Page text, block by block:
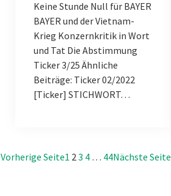
Keine Stunde Null für BAYER
BAYER und der Vietnam-
Krieg Konzernkritik in Wort
und Tat Die Abstimmung
Ticker 3/25 Ähnliche
Beiträge: Ticker 02/2022
[Ticker] STICHWORT…
Vorherige Seite1 2 3 4 … 44Nächste Seite